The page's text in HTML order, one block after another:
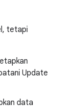
tetapi
Update
data